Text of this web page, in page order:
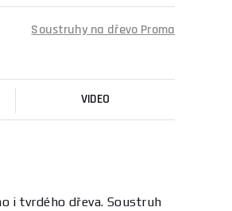
Soustruhy na dřevo Proma
VIDEO
i tvrdého dřeva. Soustruh